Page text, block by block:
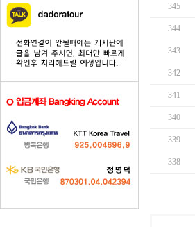
345
344
343
342
341
340
339
338